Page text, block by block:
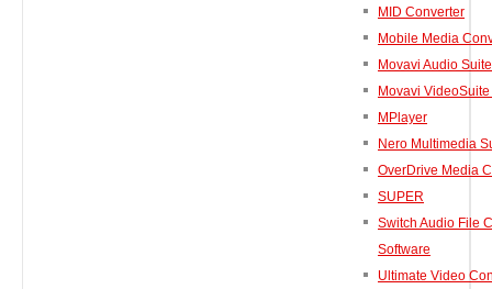
MID Converter
Mobile Media
Movavi Audio
Movavi
MPlayer
Nero Multimedia
OverDrive Media
SUPER
Switch Audio File
Software
Ultimate Video